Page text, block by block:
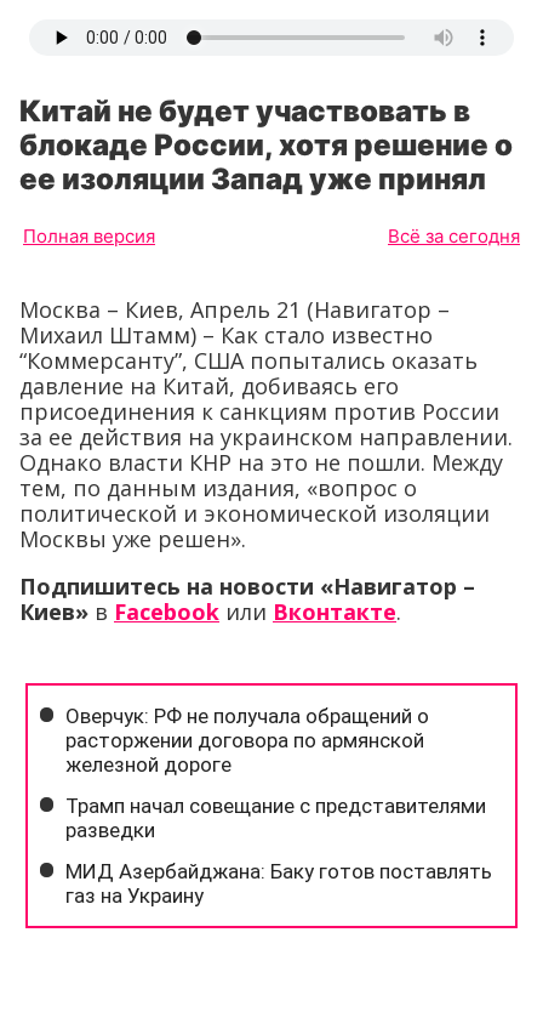
Китай не будет участвовать в
блокаде России, хотя решение о
ее изоляции Запад уже принял
Полная версия Всё за сегодня
Москва – Киев, Апрель 21 (Навигатор –
Михаил Штамм) – Как стало известно
“Коммерсанту”, США попытались оказать
давление на Китай, добиваясь его
присоединения к санкциям против России
за ее действия на украинском направлении.
Однако власти КНР на это не пошли. Между
тем, по данным издания, «вопрос о
политической и экономической изоляции
Москвы уже решен».
Подпишитесь на новости «Навигатор –
Киев» в Facebook или Вконтакте.